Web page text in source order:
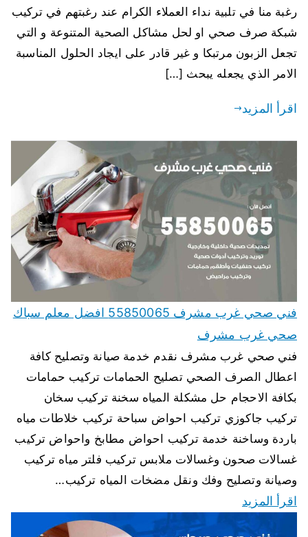
رغبة منا في تلبية نداء العملاء الكرام عند رغبتهم في تركيب
شبكة صرف صحي او لحل مشاكل الصحية المتنوعة و التي
تجعل الزبون مرتبكا و غير قادر على ايجاد الحلول المناسبة
الامر الذي يجعله يبحث […]
اقرأ المزيد
فني صحي غرب مشرف 55850065 افضل معلم سباك
صحي غرب مشرف
فني صحي غرب مشرف نقدم خدمة صيانة وتصليح كافة
اعطال الصرف الصحي تصليح الحمامات تركيب حمامات
بكافة الاحجام حل مشكلة المياه سخنة تركيب سخان
تركيب جاكوزي تركيب احواض سباحة تركيب خلاطات مياه
باردة وساخنة خدمة تركيب احواض مطابخ واحواض تركيب
غسالات صحون وغسالات ملابس تركيب فلتر مياه تركيب
وصيانة وتصليح وفك ونقل مضخات المياه تركيب…
اقرأ المزيد